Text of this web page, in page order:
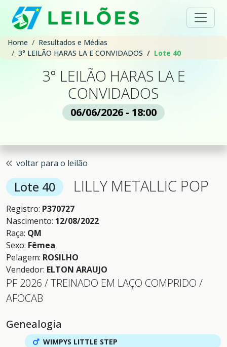
Home
Resultados e Médias
3° LEILÃO HARAS LA E CONVIDADOS
Lote 40
3° LEILÃO HARAS LA E
CONVIDADOS
06/06/2026 - 18:00
voltar para o leilão
Lote 40 LILLY METALLIC POP
Registro: P370727
Nascimento: 12/08/2022
Raça: QM
Sexo: Fêmea
Pelagem: ROSILHO
Vendedor: ELTON ARAUJO
PF 2026 / TREINADO EM LAÇO COMPRIDO /
AFOCAB
Genealogia
WIMPYS LITTLE STEP